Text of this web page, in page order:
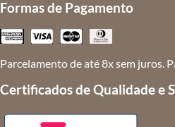
Formas de Pagamento
Parcelamento de até 8x sem juros.
Certificados de Qualidade e